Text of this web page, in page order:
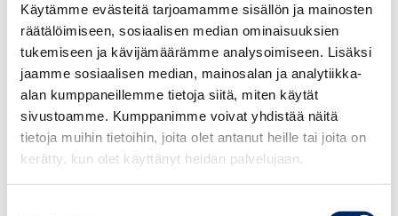
Käytämme evästeitä tarjoamamme sisällön ja mainosten
räätälöimiseen, sosiaalisen median ominaisuuksien
tukemiseen ja kävijämäärämme analysoimiseen. Lisäksi
jaamme sosiaalisen median, mainosalan ja analytiikka-
alan kumppaneillemme tietoja siitä, miten käytät
sivustoamme. Kumppanimme voivat yhdistää näitä
tietoja muihin tietoihin, joita olet antanut heille tai joita on
kerätty, kun olet käyttänyt heidän palvelujaan.
theoretical part introduces key concepts and
models related to sustainable development,
circular economy, and circular business models,
and provides an overview of waste management
operations in the Czech Republic.
The semi-structured interviews were conducted
in April and May 2021. The results highlighted